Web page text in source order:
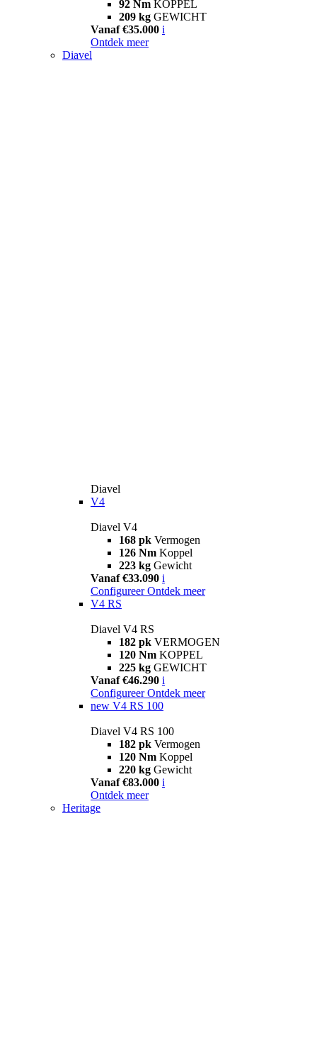
92 Nm KOPPEL
209 kg GEWICHT
Vanaf €35.000 i
Ontdek meer
Diavel
Diavel
V4
Diavel V4
168 pk Vermogen
126 Nm Koppel
223 kg Gewicht
Vanaf €33.090 i
Configureer Ontdek meer
V4 RS
Diavel V4 RS
182 pk VERMOGEN
120 Nm KOPPEL
225 kg GEWICHT
Vanaf €46.290 i
Configureer Ontdek meer
new V4 RS 100
Diavel V4 RS 100
182 pk Vermogen
120 Nm Koppel
220 kg Gewicht
Vanaf €83.000 i
Ontdek meer
Heritage